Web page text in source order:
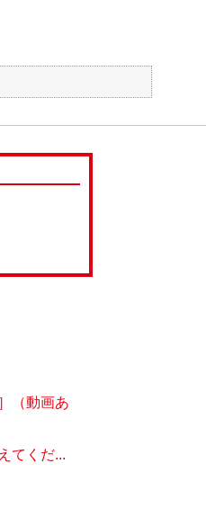
（動画あ
てくだ...